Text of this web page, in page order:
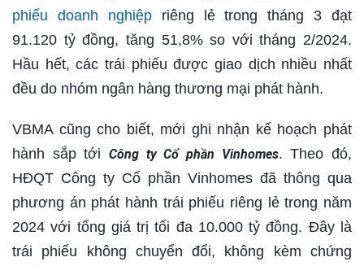
phiếu doanh nghiệpriêng lẻ trong tháng 3 đạt
91.120 tỷ đồng, tăng 51,8% so với tháng 2/2024.
Hầu hết, các trái phiếu được giao dịch nhiều nhất
đều do nhóm ngân hàng thương mại phát hành.
VBMA cũng cho biết, mới ghi nhận kế hoạch phát
hành sắp tới Công ty Cổ phần Vinhomes. Theo đó,
HĐQT Công ty Cổ phần Vinhomes đã thông qua
phương án phát hành trái phiếu riêng lẻ trong năm
2024 với tổng giá trị tối đa 10.000 tỷ đồng. Đây là
trái phiếu không chuyển đổi, không kèm chứng